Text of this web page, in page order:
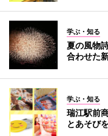
学ぶ・知る
夏の風物
合わせた
学ぶ・知る
瑞江駅前
とあそび